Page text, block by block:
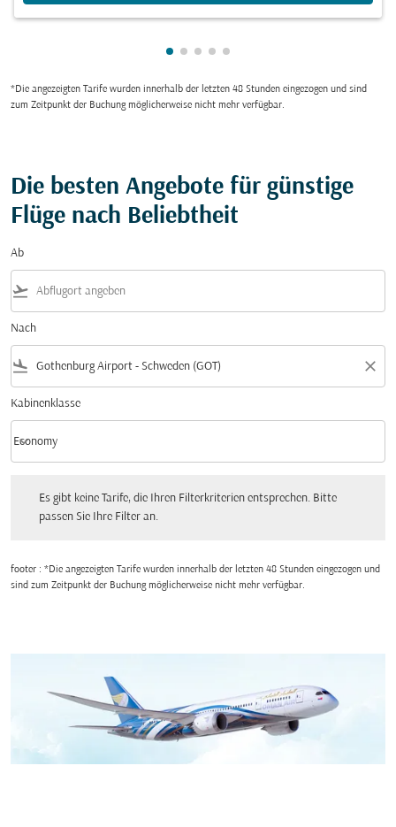
zeigt cmp-pagination-showing-
zeigt cmp-pagination-showing-
zeigt cmp-pagination-
zeigt cmp-pagination-
zeigt cmp-pagination-
*Die angezeigten Tarife wurden innerhalb der letzten 48 Stunden eingezogen und sind
zum Zeitpunkt der Buchung möglicherweise nicht mehr verfügbar.
Die besten Angebote für günstige
Flüge nach Beliebtheit
Ab
flight_takeoff
Nach
flight_land close
Kabinenklasse
Kabinenklasse option Economy Selected
Economy
keyboard_arrow_down
Es gibt keine Tarife, die Ihren Filterkriterien entsprechen. Bitte
passen Sie Ihre Filter an.
footer : *Die angezeigten Tarife wurden innerhalb der letzten 48 Stunden eingezogen und
sind zum Zeitpunkt der Buchung möglicherweise nicht mehr verfügbar.